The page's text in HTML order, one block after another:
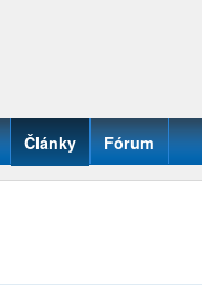
Články Fórum